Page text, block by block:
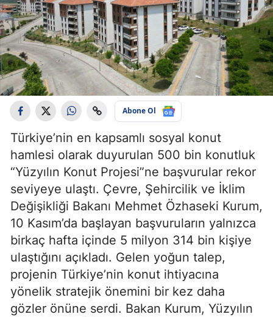
Abone Ol
Türkiye’nin en kapsamlı sosyal konut
hamlesi olarak duyurulan 500 bin konutluk
“Yüzyılın Konut Projesi”ne başvurular rekor
seviyeye ulaştı. Çevre, Şehircilik ve İklim
Değişikliği Bakanı Mehmet Özhaseki Kurum,
10 Kasım’da başlayan başvuruların yalnızca
birkaç hafta içinde 5 milyon 314 bin kişiye
ulaştığını açıkladı. Gelen yoğun talep,
projenin Türkiye’nin konut ihtiyacına
yönelik stratejik önemini bir kez daha
gözler önüne serdi. Bakan Kurum, Yüzyılın